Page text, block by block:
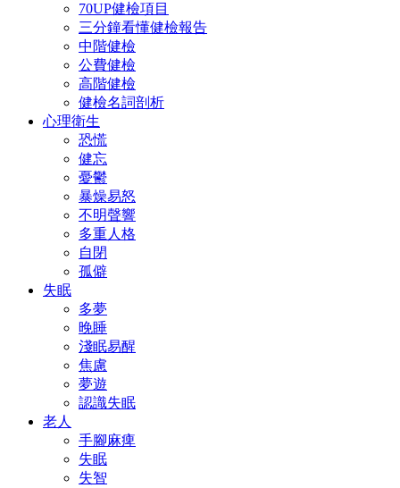
70UP健檢項目
三分鐘看懂健檢報告
中階健檢
公費健檢
高階健檢
健檢名詞剖析
心理衛生
恐慌
健忘
憂鬱
暴燥易怒
不明聲響
多重人格
自閉
孤僻
失眠
多夢
晚睡
淺眠易醒
焦慮
夢遊
認識失眠
老人
手腳麻痺
失眠
失智